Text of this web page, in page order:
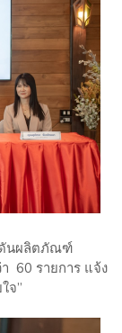
ดันผลิตภัณฑ์
60 รายการ แจ้ง
จ”